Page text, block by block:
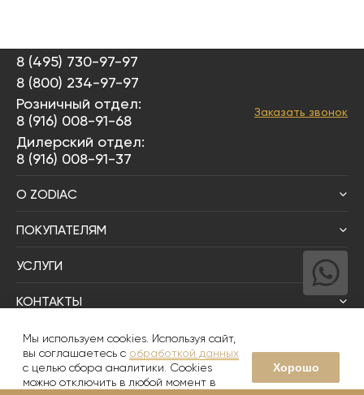
8 (495) 730-97-97
8 (800) 234-97-97
Розничный отдел:
8 (916) 008-91-68
Дилерский отдел:
8 (916) 008-91-37
Заказать звонок
О ZODIAC
ПОКУПАТЕЛЯМ
УСЛУГИ
КОНТАКТЫ
Написать директору
© 2008-2026 Zodiac Интерьер&Керамика
Мы используем cookies. Используя сайт,
вы соглашаетесь с обработкой данных
с целью сбора аналитики. Cookies
можно отключить в любой момент в
Хорошо